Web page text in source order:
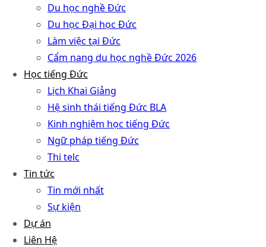
Du học nghề Đức
Du học Đại học Đức
Làm việc tại Đức
Cẩm nang du học nghề Đức 2026
Học tiếng Đức
Lịch Khai Giảng
Hệ sinh thái tiếng Đức BLA
Kinh nghiệm học tiếng Đức
Ngữ pháp tiếng Đức
Thi telc
Tin tức
Tin mới nhất
Sự kiện
Dự án
Liên Hệ